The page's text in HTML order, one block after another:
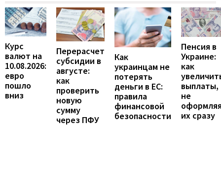
Курс
валют на
10.08.2026:
евро
пошло
вниз
Перерасчет
субсидии в
августе:
как
проверить
новую
сумму
через ПФУ
Как
украинцам не
потерять
деньги в ЕС:
правила
финансовой
безопасности
Пенсия в
Украине:
как
выплаты,
не
их сразу